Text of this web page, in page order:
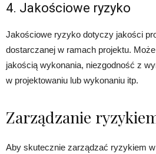
4. Jakościowe ryzyko
Jakościowe ryzyko dotyczy jakości
dostarczanej w ramach projektu.
jakością wykonania, niezgodność z
w projektowaniu lub wykonaniu itp.
Zarządzanie
Aby skutecznie zarządzać ryzykiem